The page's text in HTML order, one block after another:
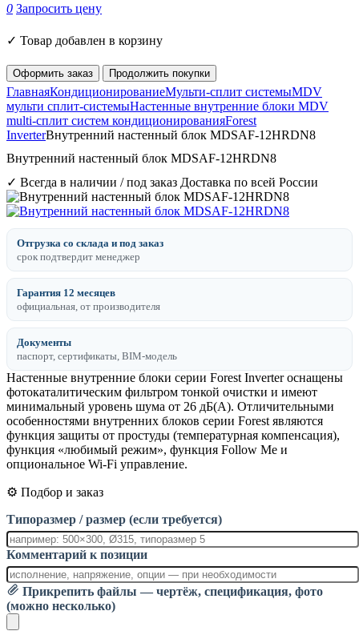
0 Запросить цену
✓ Товар добавлен в корзину
Оформить заказ Продолжить покупки
ГлавнаяКондиционированиеМульти-сплит системыMDV
мульти сплит-системыНастенные внутренние блоки MDV
multi-сплит систем кондиционированияForest
InverterВнутренний настенный блок MDSAF-12HRDN8
Внутренний настенный блок MDSAF-12HRDN8
✓ Всегда в наличии / под заказ Доставка по всей России
Отгрузка со склада и под заказ
срок подтвердит менеджер
Гарантия 12 месяцев
официальная, от производителя
Документы
паспорт, сертификаты, BIM-модель
Настенные внутренние блоки серии Forest Inverter оснащены
фотокаталитическим фильтром тонкой очистки и имеют
минимальный уровень шума от 26 дБ(А). Отличительными
особенностями внутренних блоков серии Forest являются
функция защиты от простуды (температурная компенсация),
функция «любимый режим», функция Follow Me и
опциональное Wi-Fi управление.
⚙️ Подбор и заказ
Типоразмер / размер (если требуется)
Комментарий к позиции
Прикрепить файлы — чертёж, спецификация, фото
(можно несколько)